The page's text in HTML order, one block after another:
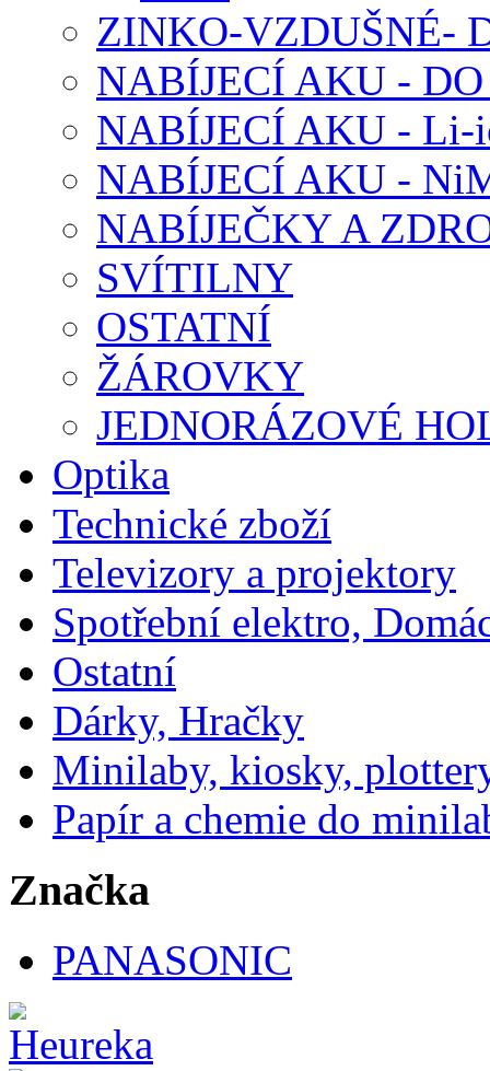
ZINKO-VZDUŠNÉ-
NABÍJECÍ AKU -
NABÍJECÍ AKU - Li-
NABÍJECÍ AKU -
NABÍJEČKY A
SVÍTILNY
OSTATNÍ
ŽÁROVKY
JEDNORÁZOVÉ
Optika
Technické zboží
Televizory a projektory
Spotřební elektro,
Ostatní
Dárky, Hračky
Minilaby, kiosky,
Papír a chemie do
Značka
PANASONIC